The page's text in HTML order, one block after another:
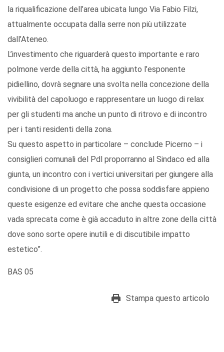
la riqualificazione dell’area ubicata lungo Via Fabio Filzi,
attualmente occupata dalla serre non più utilizzate
dall’Ateneo.
L’investimento che riguarderà questo importante e raro
polmone verde della città, ha aggiunto l’esponente
pidiellino, dovrà segnare una svolta nella concezione della
vivibilità del capoluogo e rappresentare un luogo di relax
per gli studenti ma anche un punto di ritrovo e di incontro
per i tanti residenti della zona.
Su questo aspetto in particolare – conclude Picerno – i
consiglieri comunali del Pdl proporranno al Sindaco ed alla
giunta, un incontro con i vertici universitari per giungere alla
condivisione di un progetto che possa soddisfare appieno
queste esigenze ed evitare che anche questa occasione
vada sprecata come è già accaduto in altre zone della città
dove sono sorte opere inutili e di discutibile impatto
estetico”.
BAS 05
Stampa questo articolo